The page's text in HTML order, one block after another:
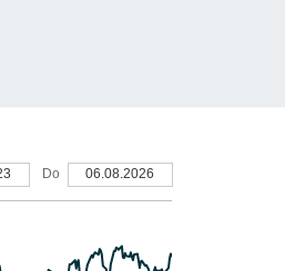
Do 06.08.2026